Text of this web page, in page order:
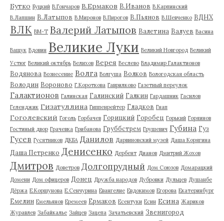
Бутко Буцкий В.Гончаров В.Ермаков В.Иванов В.Карпинский
В.Лапшин В.Латыпов В.Миронов В.Пирогов В.Пьянов В.Шевченко ВДНХ
ВЛК ВМ-Т Валерий Латыпов Валетина Валуев Васина
Ващук Вдовин Великие Луки Великий Новгород Великий
Устюг Великий октябрь Велихов Верея Веслево Владимир Галактионов
Водянова Вознесение Волга Волгуша Волков Вологодская область
Володин Вороново Г.Короткова Гаврилково Газетный переулок
Галактионов Галинская Галинский Галкин Гардашник Гасилов
Геленджик Гизатуллина Гиппенрейтер Гладков Гнап
Гоголевский Гоголь Горбачев Горицкий Горобец Горький Горяинов
Гостиный двор Грачевка Грибанова Груббстрем Грушевич Губина Гуз
Гусев Гусятников ДКБА Данилов Дарвиновский музей Даша Корягина
Даша Петренко Денисенко Дербент Дианов Дмитрий Жохов
Дмитров Доветров Долгопрудный Дом Союзов Домарацкий
Домени Дом офицеров Донец Дружба народов Дубровки Дульцев Душанбе
Дёржа Е.Коршунова Е.Сенчурина Евангелие Евдокимов Егорова Екатеринбург
Емелин Емельянов Еремеев Ермаков Есентуки Есин Есина Жариков
Журавлев Забайкалье Зайцев Зацепа Зачатьевский Звенигород